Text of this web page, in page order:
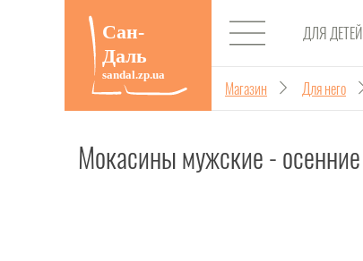
ДЛЯ ДЕТЕЙ
Магазин Для него
Мокасины мужские - осенние